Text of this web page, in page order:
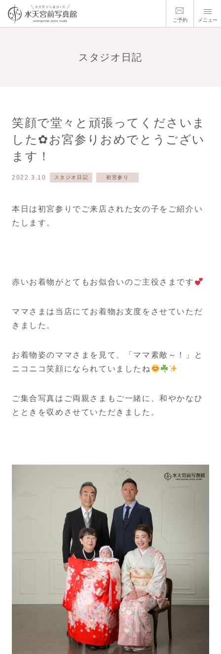
ご予約 メニュー
スタジオ日記
笑顔で堂々と頑張ってくださいま
した✿お宮参りおめでとうござい
ます！
2022.3.10 スタジオ日記 初宮参り
本日は初宮参りでご来店された女の子をご紹介い
たします。
赤いお着物がとてもお似合いのご主役さまです
ママさまは当店にてお着物お支度をさせていただ
きました。
お着物姿のママさまを見て、「ママ素敵～！」と
ニコニコ笑顔になられていましたね
ご集合写真はご両親さまもご一緒に、和やかなひ
とときを収めさせていただきました。